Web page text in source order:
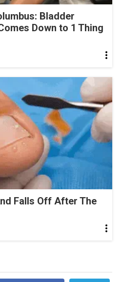
Bladder
Down to 1 Thing
Falls Off After The